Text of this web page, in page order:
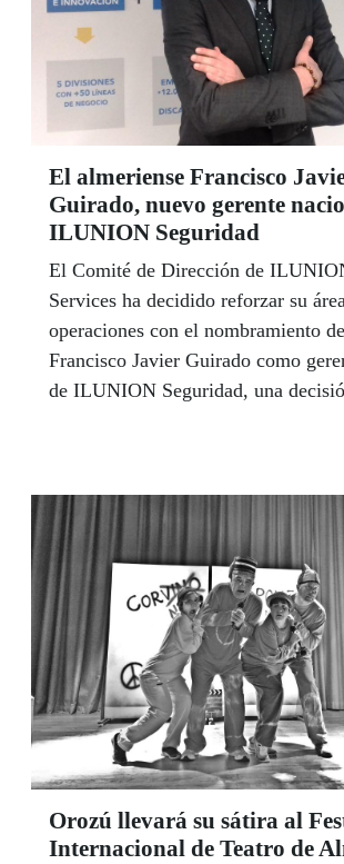
El almeriense Francisco
Guirado, nuevo gerente
ILUNION Seguridad
El Comité de Dirección de
Services ha decidido reforzar su
operaciones con el nombramiento
Francisco Javier Guirado como
de ILUNION Seguridad, una
en 2015 y, hasta su nombramiento
nacional de Seguridad, Guirado ha
de proyectos de ILUNION Facility
Orozú llevará su sátira al
Internacional de Teatro de